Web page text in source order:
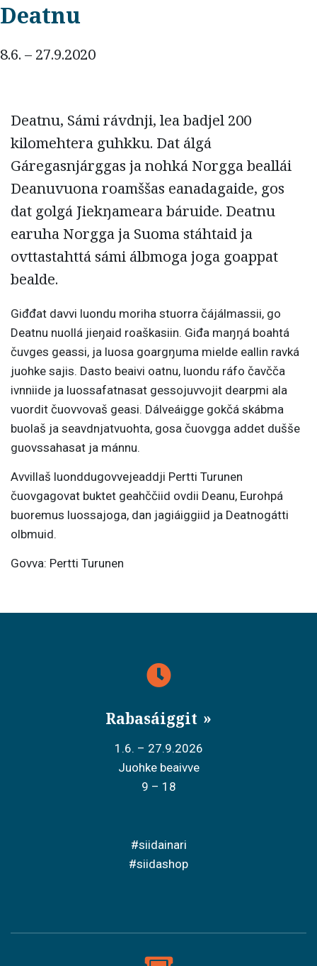
Deatnu
8.6. – 27.9.2020
Deatnu, Sámi rávdnji, lea badjel 200
kilomehtera guhkku. Dat álgá
Gáregasnjárggas ja nohká Norgga beallái
Deanuvuona roamššas eanadagaide, gos
dat golgá Jiekŋameara báruide. Deatnu
earuha Norgga ja Suoma stáhtaid ja
ovttastahttá sámi álbmoga joga goappat
bealde.
Giđđat davvi luondu moriha stuorra čájálmassii, go
Deatnu nuollá jieŋaid roaškasiin. Giđa maŋŋá boahtá
čuvges geassi, ja luosa goargŋuma mielde eallin ravká
juohke sajis. Dasto beaivi oatnu, luondu ráfo čavčča
ivnniide ja luossafatnasat gessojuvvojit dearpmi ala
vuordit čuovvovaš geasi. Dálveáigge gokčá skábma
buolaš ja seavdnjatvuohta, gosa čuovgga addet dušše
guovssahasat ja mánnu.
Avvillaš luonddugovvejeaddji Pertti Turunen
čuovgagovat buktet geahččiid ovdii Deanu, Eurohpá
buoremus luossajoga, dan jagiáiggiid ja Deatnogátti
olbmuid.
Govva: Pertti Turunen
Rabasáiggit
1.6. – 27.9.2026
Juohke beaivve
9 – 18
#siidainari
#siidashop